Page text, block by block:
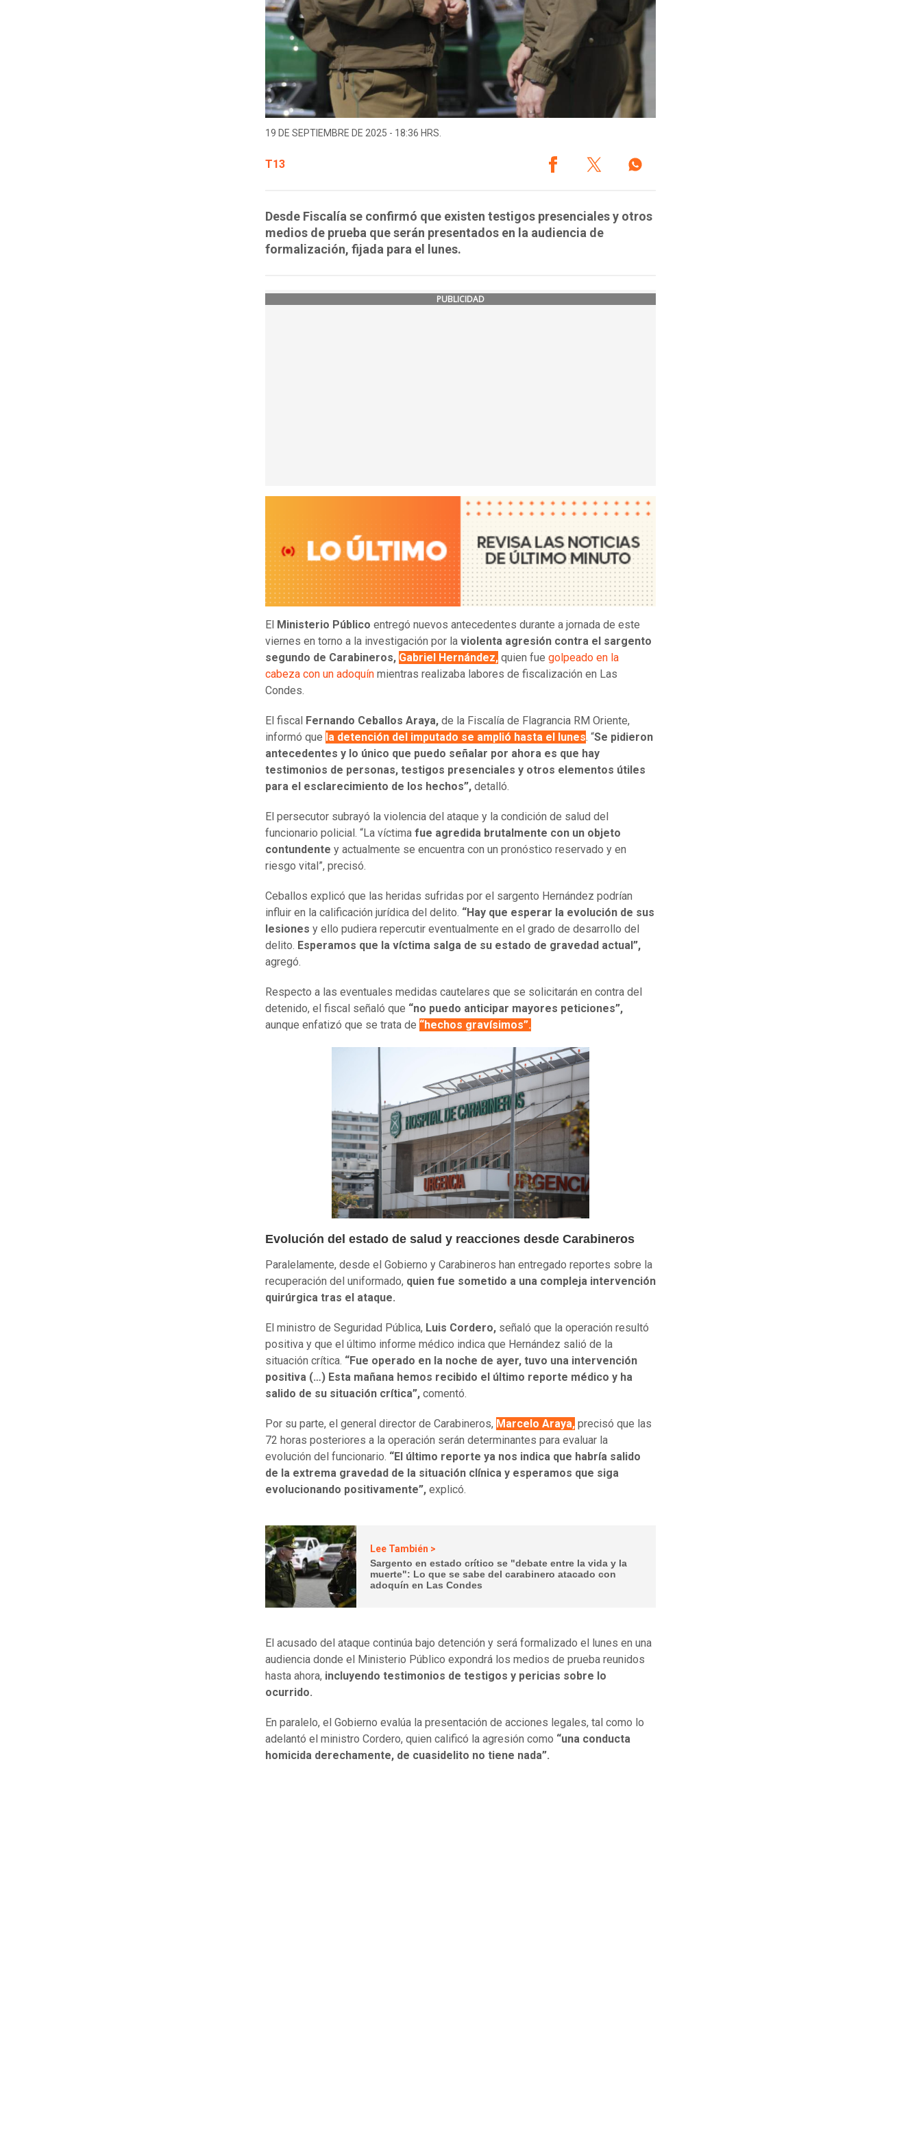
19 DE SEPTIEMBRE DE 2025 - 18:36 HRS.
T13
Desde Fiscalía se confirmó que existen testigos presenciales y otros
medios de prueba que serán presentados en la audiencia de
formalización, fijada para el lunes.
PUBLICIDAD
El Ministerio Público entregó nuevos antecedentes durante a jornada de este
viernes en torno a la investigación por la violenta agresión contra el sargento
segundo de Carabineros, Gabriel Hernández, quien fue golpeado en la
cabeza con un adoquín mientras realizaba labores de fiscalización en Las
Condes.
El fiscal Fernando Ceballos Araya, de la Fiscalía de Flagrancia RM Oriente,
informó que la detención del imputado se amplió hasta el lunes. “Se pidieron
antecedentes y lo único que puedo señalar por ahora es que hay
testimonios de personas, testigos presenciales y otros elementos útiles
para el esclarecimiento de los hechos”, detalló.
El persecutor subrayó la violencia del ataque y la condición de salud del
funcionario policial. “La víctima fue agredida brutalmente con un objeto
contundente y actualmente se encuentra con un pronóstico reservado y en
riesgo vital”, precisó.
Ceballos explicó que las heridas sufridas por el sargento Hernández podrían
influir en la calificación jurídica del delito. “Hay que esperar la evolución de sus
lesiones y ello pudiera repercutir eventualmente en el grado de desarrollo del
delito. Esperamos que la víctima salga de su estado de gravedad actual”,
agregó.
Respecto a las eventuales medidas cautelares que se solicitarán en contra del
detenido, el fiscal señaló que “no puedo anticipar mayores peticiones”,
aunque enfatizó que se trata de “hechos gravísimos”.
Evolución del estado de salud y reacciones desde Carabineros
Paralelamente, desde el Gobierno y Carabineros han entregado reportes sobre la
recuperación del uniformado, quien fue sometido a una compleja intervención
quirúrgica tras el ataque.
El ministro de Seguridad Pública, Luis Cordero, señaló que la operación resultó
positiva y que el último informe médico indica que Hernández salió de la
situación crítica. “Fue operado en la noche de ayer, tuvo una intervención
positiva (…) Esta mañana hemos recibido el último reporte médico y ha
salido de su situación crítica”, comentó.
Por su parte, el general director de Carabineros, Marcelo Araya, precisó que las
72 horas posteriores a la operación serán determinantes para evaluar la
evolución del funcionario. “El último reporte ya nos indica que habría salido
de la extrema gravedad de la situación clínica y esperamos que siga
evolucionando positivamente”, explicó.
Lee También >
Sargento en estado crítico se "debate entre la vida y la
muerte": Lo que se sabe del carabinero atacado con
adoquín en Las Condes
El acusado del ataque continúa bajo detención y será formalizado el lunes en una
audiencia donde el Ministerio Público expondrá los medios de prueba reunidos
hasta ahora, incluyendo testimonios de testigos y pericias sobre lo
ocurrido.
En paralelo, el Gobierno evalúa la presentación de acciones legales, tal como lo
adelantó el ministro Cordero, quien calificó la agresión como “una conducta
homicida derechamente, de cuasidelito no tiene nada”.